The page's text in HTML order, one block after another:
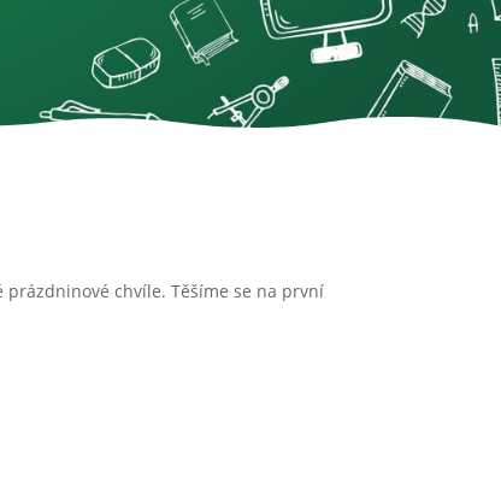
chvíle. Těšíme se na první